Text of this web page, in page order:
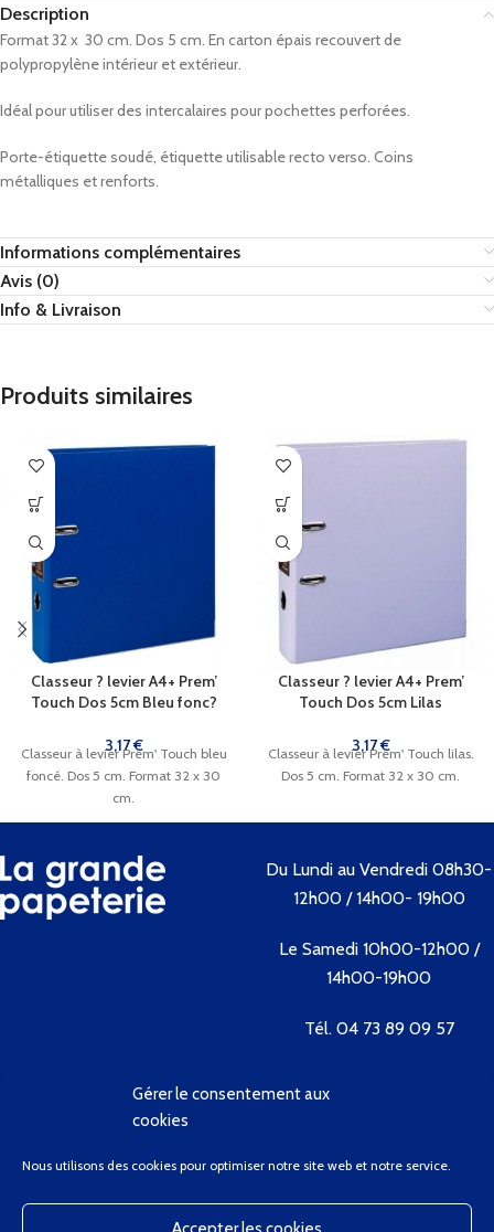
Gérer le consentement aux
cookies
Nous utilisons des cookies pour optimiser notre site web et notre service.
Description
Format 32 x 30 cm. Dos 5 cm. En carton épais recouvert de
polypropylène intérieur et extérieur.
Idéal pour utiliser des intercalaires pour pochettes perforées.
Porte-étiquette soudé, étiquette utilisable recto verso. Coins
métalliques et renforts.
Informations complémentaires
Avis (0)
Info & Livraison
Produits similaires
Classeur ? levier A4+ Prem’
Touch Dos 5cm Bleu fonc?
3,17€
Classeur à levier Prem' Touch bleu
foncé. Dos 5 cm. Format 32 x 30
cm.
Classeur ? levier A4+ Prem’
Touch Dos 5cm Lilas
3,17€
Classeur à levier Prem' Touch lilas.
Dos 5 cm. Format 32 x 30 cm.
Du Lundi au Vendredi 08h30-
12h00 / 14h00- 19h00
Le Samedi 10h00-12h00 /
14h00-19h00
Tél. 04 73 89 09 57
Contactez-nous
Bienvenue